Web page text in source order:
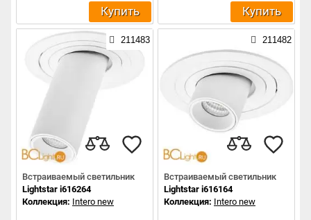
Купить Купить
211483
Встраиваемый светильник
Lightstar i616264
Коллекция: Intero new
211482
Встраиваемый светильник
Lightstar i616164
Коллекция: Intero new